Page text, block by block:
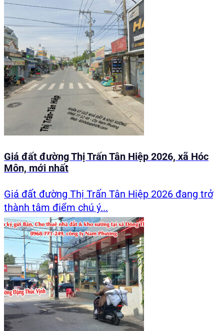
Giá đất đường Thị Trấn Tân Hiệp 2026, xã Hóc
Môn, mới nhất
Giá đất đường Thị Trấn Tân Hiệp 2026 đang trở
thành tâm điểm chú ý...